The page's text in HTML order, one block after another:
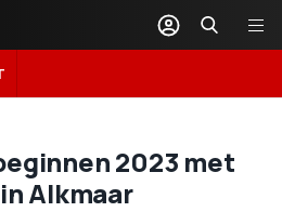
2023 met
Alkmaar